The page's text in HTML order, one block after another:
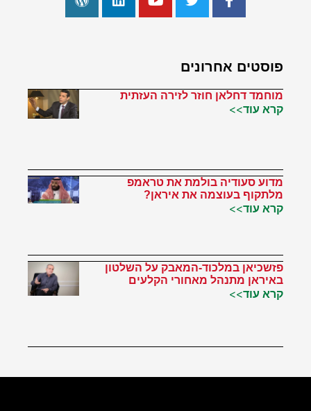
פוסטים אחרונים
מוחמד דחלאן חוזר לזירה העזתית
קרא עוד>>
מדוע סעודיה בולמת את טראמפ
מלתקוף בעוצמה את איראן?
קרא עוד>>
פזשכיאן במלכוד-המאבק על השלטון
באיראן מתנהל מאחורי הקלעים
קרא עוד>>